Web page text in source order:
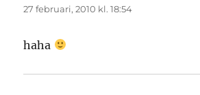
27 februari, 2010 kl. 18:54
haha